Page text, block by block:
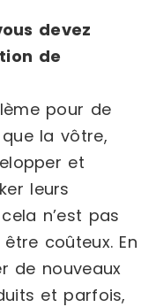
devez
de
pour de
la vôtre,
et
leurs
n’est pas
coûteux. En
de nouveaux
et parfois,